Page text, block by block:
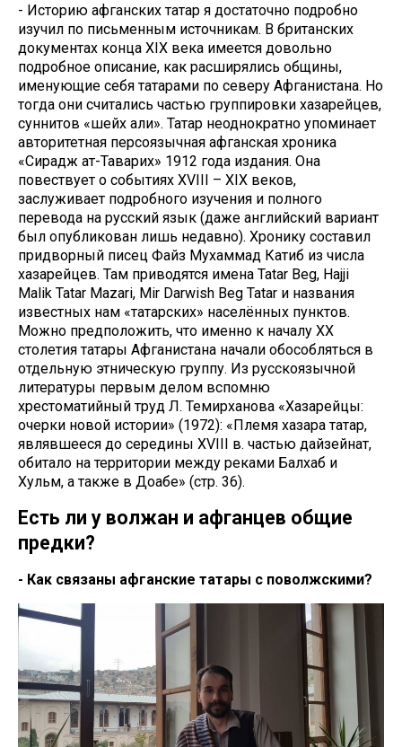
- Историю афганских татар я достаточно подробно
изучил по письменным источникам. В британских
документах конца XIX века имеется довольно
подробное описание, как расширялись общины,
именующие себя татарами по северу Афганистана. Но
тогда они считались частью группировки хазарейцев,
суннитов «шейх али». Татар неоднократно упоминает
авторитетная персоязычная афганская хроника
«Сирадж ат-Таварих» 1912 года издания. Она
повествует о событиях XVIII – XIX веков,
заслуживает подробного изучения и полного
перевода на русский язык (даже английский вариант
был опубликован лишь недавно). Хронику составил
придворный писец Файз Мухаммад Катиб из числа
хазарейцев. Там приводятся имена Tatar Beg, Hajji
Malik Tatar Mazari, Mir Darwish Beg Tatar и названия
известных нам «татарских» населённых пунктов.
Можно предположить, что именно к началу XX
столетия татары Афганистана начали обособляться в
отдельную этническую группу. Из русскоязычной
литературы первым делом вспомню
хрестоматийный труд Л. Темирханова «Хазарейцы:
очерки новой истории» (1972): «Племя хазара татар,
являвшееся до середины XVIII в. частью дайзейнат,
обитало на территории между реками Балхаб и
Хульм, а также в Доабе» (стр. 36).
Есть ли у волжан и афганцев общие
предки?
- Как связаны афганские татары с поволжскими?